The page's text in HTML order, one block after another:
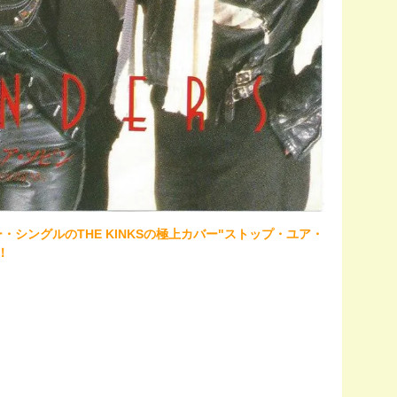
シングルのTHE KINKSの極上カバー"ストップ・ユア・